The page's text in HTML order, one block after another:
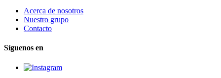
Acerca de nosotros
Nuestro grupo
Contacto
Síguenos en